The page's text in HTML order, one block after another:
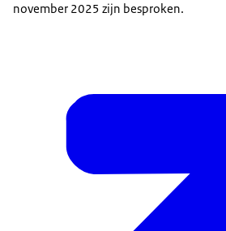
november 2025 zijn besproken.